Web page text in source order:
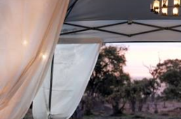
Le luxe au cœur de l’Afrique : du
retour à l’époque des explorateurs
9 jours, de 8500 à 11700 €
Toutes nos suggestions de
(5)